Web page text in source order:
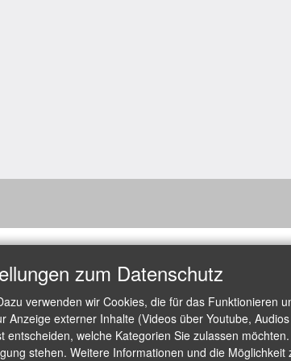
zum Datenschutz
verwenden wir Cookies, die für das Funktionieren
externer Inhalte (Videos über Youtube,
welche Kategorien Sie zulassen
stehen. Weitere Informationen und die